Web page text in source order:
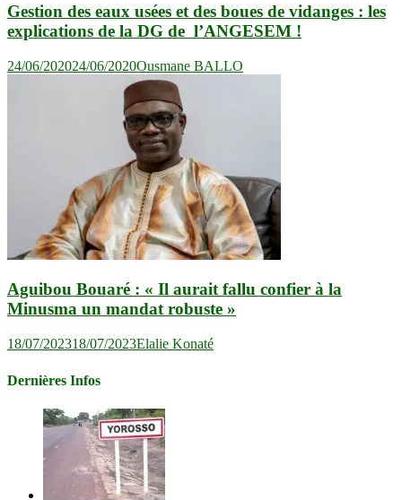
Gestion des eaux usées et des boues de vidanges : les
explications de la DG de l’ANGESEM !
24/06/202024/06/2020Ousmane BALLO
Aguibou Bouaré : « Il aurait fallu confier à la
Minusma un mandat robuste »
18/07/202318/07/2023Elalie Konaté
Dernières Infos